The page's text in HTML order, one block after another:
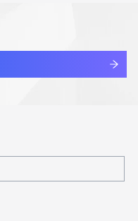
查看详情